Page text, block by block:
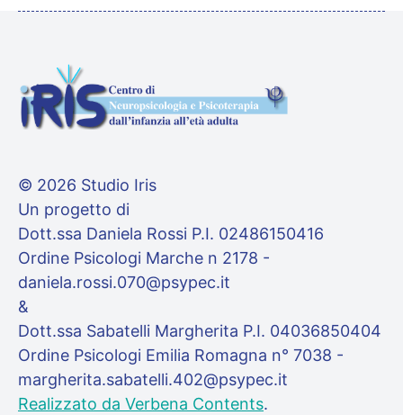
© 2026 Studio Iris
Un progetto di
Dott.ssa Daniela Rossi P.I. 02486150416
Ordine Psicologi Marche n 2178 -
daniela.rossi.070@psypec.it
&
Dott.ssa Sabatelli Margherita P.I. 04036850404
Ordine Psicologi Emilia Romagna n° 7038 -
margherita.sabatelli.402@psypec.it
Realizzato da Verbena Contents.